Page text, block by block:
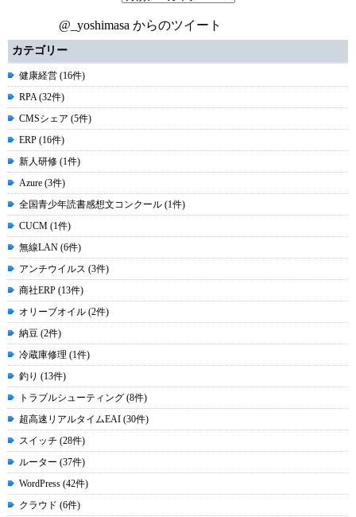
@_yoshimasa からのツイート
カテゴリー
健康経営 (16件)
RPA (32件)
CMSシェア (5件)
ERP (16件)
新人研修 (1件)
Azure (3件)
全国青少年読書感想文コンクール (1件)
CUCM (1件)
無線LAN (6件)
アンチウイルス (3件)
商社ERP (13件)
オリーブオイル (2件)
納豆 (2件)
冷蔵庫修理 (1件)
釣り (13件)
トラブルシューティング (8件)
超高速リアルタイムEAI (30件)
スイッチ (28件)
ルーター (37件)
WordPress (42件)
クラウド (6件)